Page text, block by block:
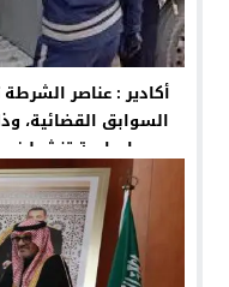
أكادير : عناصر
السوابق القضائية،
إجرامية تنشط